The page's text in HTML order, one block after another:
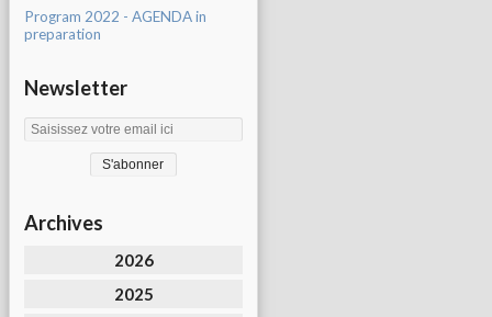
Program 2022 - AGENDA in
preparation
Newsletter
Archives
2026
2025